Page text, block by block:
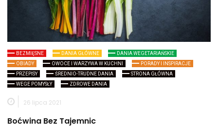
BEZMIĘSNE DANIA GŁÓWNE
DANIA WEGETARIAŃSKIE
OBIADY
OWOCE I WARZYWA W KUCHNI
PORADY I INSPIRACJE
PRZEPISY
ŚREDNIO-TRUDNE DANIA
STRONA GŁÓWNA
WEGE POMYSŁY
ZDROWE DANIA
26 lipca 2021
Boćwina Bez Tajemnic